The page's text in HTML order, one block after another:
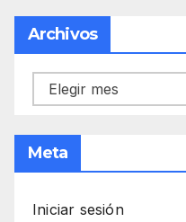
Archivos
Archivos
Meta
Iniciar sesión